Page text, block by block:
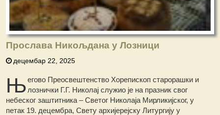
Прослава Никољдана у Лозници
децембар 22, 2025
Његово Преосвештенство Хорепископ старорашки и
лознички Г.Г. Николај служио је на празник свог
небеског заштитника – Светог Николаја Мирликијског, у
петак 19. децембра, Свету архијерејску Литургију у